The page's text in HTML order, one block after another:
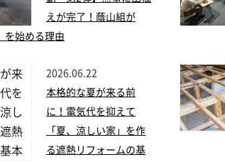
えが完了！蔭山組が
を始める理由
2026.06.22
本格的な夏が来る前
に！電気代を抑えて
「夏、涼しい家」を作
る遮熱リフォームの基